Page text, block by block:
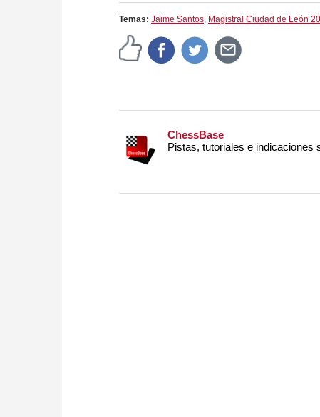
Temas: Jaime Santos, Magistral Ciudad de León
ChessBase
Pistas, tutoriales e indicaciones